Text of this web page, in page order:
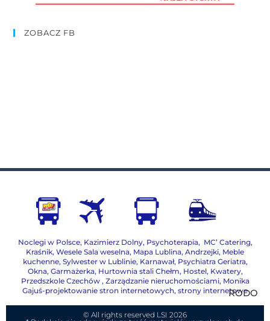
ZOBACZ FB
Noclegi w Polsce, Kazimierz Dolny, Psychoterapia, MC’ Catering,
Kraśnik, Wesele Sala weselna, Mapa Lublina, Andrzejki, Meble
kuchenne, Sylwester w Lublinie, Karnawał, Psychiatra Geriatra,
Okna, Garmażerka, Hurtownia stali Chełm, Hostel, Kwatery,
Przedszkole Czechów , Zarządzanie nieruchomościami, Monika
Gajuś-projektowanie stron internetowych, strony internetowe
RODO
© All rights reserved LSI 2026